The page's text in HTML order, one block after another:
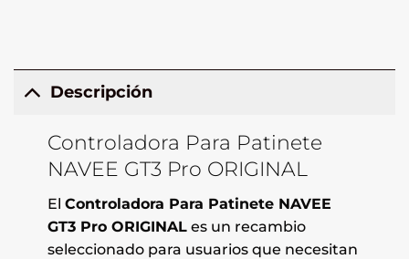
Descripción
Controladora Para Patinete
NAVEE GT3 Pro ORIGINAL
El Controladora Para Patinete NAVEE
GT3 Pro ORIGINALes un recambio
seleccionado para usuarios que necesitan